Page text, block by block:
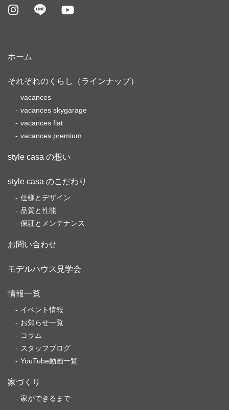
ホーム
それぞれのくらし（ラインナップ）
vacances
vacances skygarage
vacances flat
vacances premium
style casa の想い
style casa のこだわり
仕様とデザイン
品質と性能
保証とメンテナンス
お問い合わせ
モデルハウス見学会
情報一覧
イベント情報
お知らせ一覧
コラム
スタッフブログ
YouTube動画一覧
家づくり
家ができるまで